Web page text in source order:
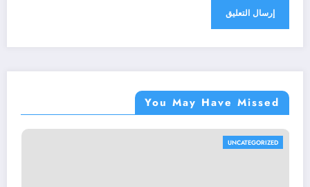
You May Have Missed